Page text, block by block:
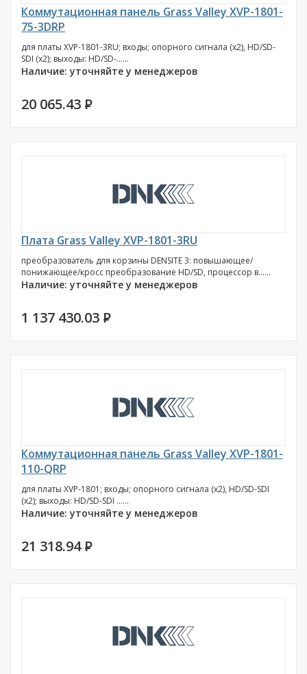
Коммутационная панель Grass Valley XVP-1801-
75-3DRP
для платы XVP-1801-3RU; входы; опорного сигнала (х2), HD/SD-
SDI (х2); выходы: HD/SD-......
Наличие: уточняйте у менеджеров
20 065.43 P
Плата Grass Valley XVP-1801-3RU
преобразователь для корзины DENSITE 3: повышающее/
понижающее/кросс преобразование HD/SD, процессор в......
Наличие: уточняйте у менеджеров
1 137 430.03 P
Коммутационная панель Grass Valley XVP-1801-
110-QRP
для платы XVP-1801; входы; опорного сигнала (х2), HD/SD-SDI
(х2); выходы: HD/SD-SDI ......
Наличие: уточняйте у менеджеров
21 318.94P